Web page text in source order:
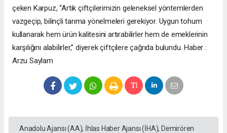
çeken Karpuz, “Artık çiftçilerimizin geleneksel yöntemlerden
vazgeçip, bilinçli tarıma yönelmeleri gerekiyor. Uygun tohum
kullanarak hem ürün kalitesini artırabilirler hem de emeklerinin
karşılığını alabilirler,” diyerek çiftçilere çağrıda bulundu. Haber :
Arzu Saylam
Anadolu Ajansı (AA), İhlas Haber Ajansı (İHA), Demirören